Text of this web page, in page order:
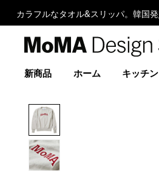
カラフルなタオル&スリッパ。韓国発
新商品 ホーム キッチン